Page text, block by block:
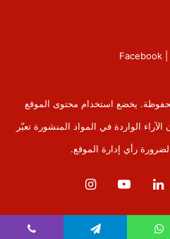
Facebook
محفوظة. يخضع استخدام محتوى الموقع
الواردة في المواد المنشورة تعبّر
رأي إدارة الموقع.
لينكدإن ‫YouTube